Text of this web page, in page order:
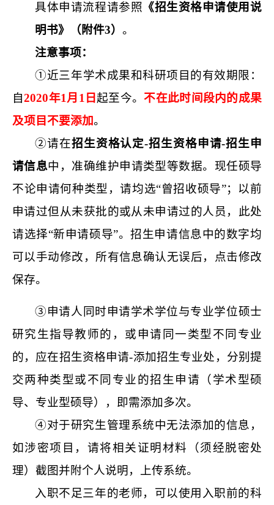
具体申请流程请参照 《招生资格申请使用说
明书》（附件3）。
注意事项：
①近三年学术成果和科研项目的有效期限：
自2020年1月 1 日起至今。不在此时间段内的成果
及项目不要添加。
②请在招生资格认定-招生资格申请-招生申
请信息中，准确维护申请类型等数据。现任硕导
不论申请何种类型，请均选“曾招收硕导”；以前
申请过但从未获批的或从未申请过的人员，此处
请选择“新申请硕导”。招生申请信息中的数字均
可以手动修改，所有信息确认无误后，点击修改
保存。
③申请人 同时申请学术学位与专业学位硕士
研究生指导教师的， 或申请同一类型不同专业
的，应在招生资格申请-添加招生专业处， 分别提
交两种类型或不同专业的招生申请
（学术型硕
导、专业型硕导），即需添加多次。
④对于研究生管理系统中无法添加的信息，
如涉密项目，请将相关证明材料（须经脱密处
理）截图并附个人说明，上传系统。
入职不足三年的老师，可以使用入职前的科